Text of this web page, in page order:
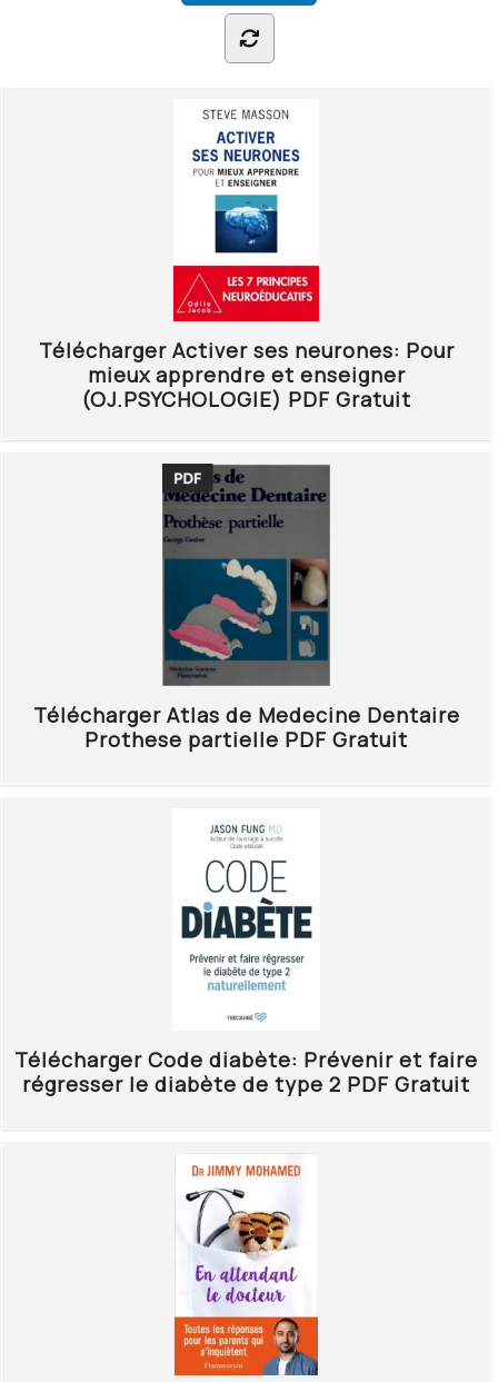
Télécharger Activer ses neurones: Pour
mieux apprendre et enseigner
(OJ.PSYCHOLOGIE) PDF Gratuit
Télécharger Atlas de Medecine Dentaire
Prothese partielle PDF Gratuit
Télécharger Code diabète: Prévenir et faire
régresser le diabète de type 2 PDF Gratuit